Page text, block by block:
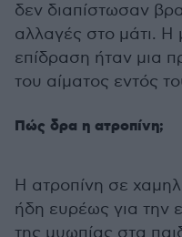
δεν διαπίστωσαν
αλλαγές στο μάτι. Η
επίδραση ήταν μια
του αίματος εντός
Πώς δρα η ατροπίνη;
Η ατροπίνη σε
ήδη ευρέως για την
της μυωπίας στα